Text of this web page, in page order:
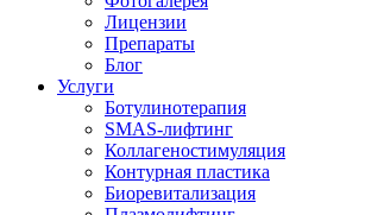
Лицензии
Препараты
Блог
Услуги
Ботулинотерапия
SMAS-лифтинг
Коллагеностимуляция
Контурная пластика
Биоревитализация